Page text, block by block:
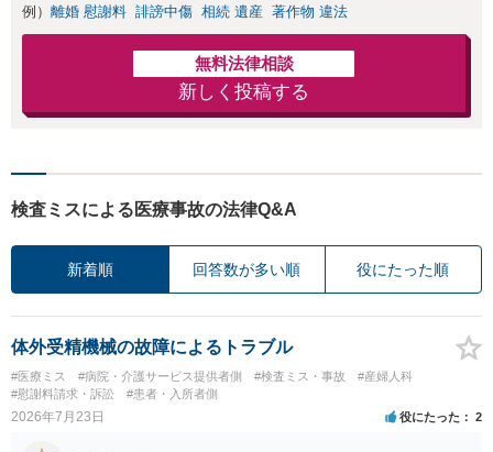
例） 離婚 慰謝料 誹謗中傷 相続 遺産 著作物 違法
無料法律相談
新しく投稿する
検査ミスによる医療事故の法律Q&A
新着順 回答数が多い順 役にたった順
体外受精機械の故障によるトラブル
#医療ミス #病院・介護サービス提供者側 #検査ミス・事故
#産婦人科
#慰謝料請求・訴訟
#患者・入所者側
2026年7月23日 役にたった 2